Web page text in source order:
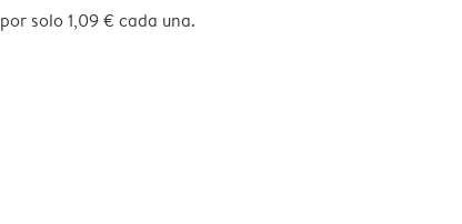
solo 1,09 € cada una.